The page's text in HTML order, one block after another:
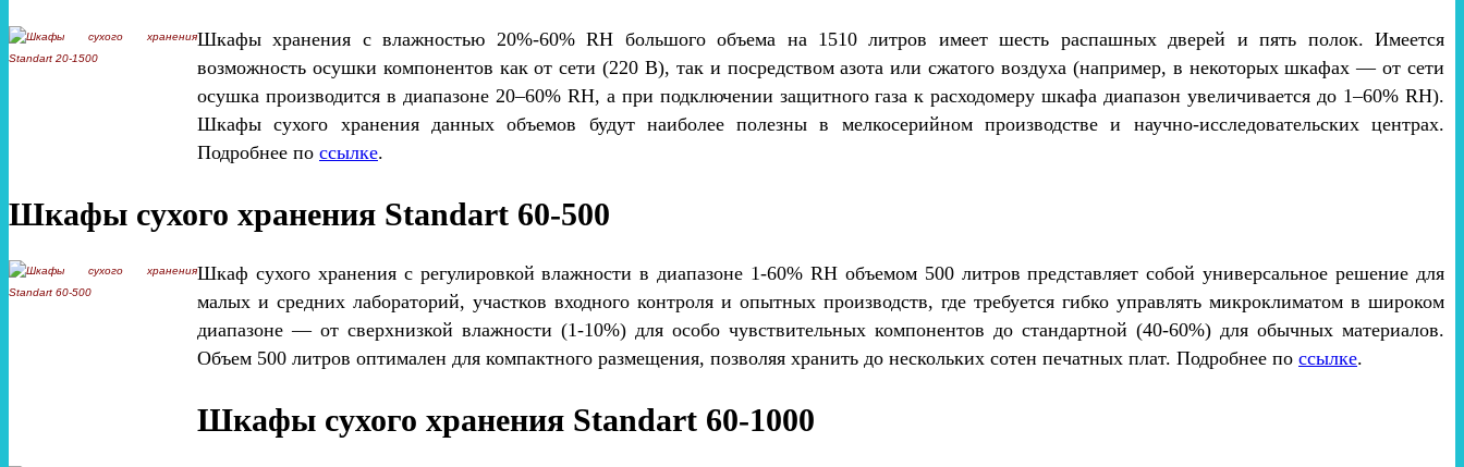
Шкафы хранения с влажностью 20%-60% RH большого объема на 1510 литров имеет шесть распашных дверей и пять полок. Имеется
возможность осушки компонентов как от сети (220 В), так и посредством азота или сжатого воздуха (например, в некоторых шкафах — от сети
осушка производится в диапазоне 20–60% RH, а при подключении защитного газа к расходомеру шкафа диапазон увеличивается до 1–60% RH).
Шкафы сухого хранения данных объемов будут наиболее полезны в мелкосерийном производстве и научно-исследовательских центрах.
Подробнее по ссылке.
Шкафы сухого хранения Standart 60-500
Шкаф сухого хранения с регулировкой влажности в диапазоне 1-60% RH объемом 500 литров представляет собой универсальное решение для
малых и средних лабораторий, участков входного контроля и опытных производств, где требуется гибко управлять микроклиматом в широком
диапазоне — от сверхнизкой влажности (1-10%) для особо чувствительных компонентов до стандартной (40-60%) для обычных материалов.
Объем 500 литров оптимален для компактного размещения, позволяя хранить до нескольких сотен печатных плат. Подробнее по ссылке.
Шкафы сухого хранения Standart 60-1000